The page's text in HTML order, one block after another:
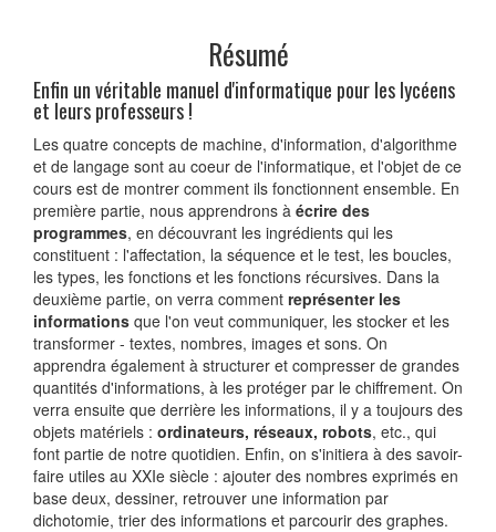
Résumé
Enfin un véritable manuel d'informatique pour les lycéens
et leurs professeurs !
Les quatre concepts de machine, d'information, d'algorithme
et de langage sont au coeur de l'informatique, et l'objet de ce
cours est de montrer comment ils fonctionnent ensemble. En
première partie, nous apprendrons à écrire des
programmes, en découvrant les ingrédients qui les
constituent : l'affectation, la séquence et le test, les boucles,
les types, les fonctions et les fonctions récursives. Dans la
deuxième partie, on verra comment représenter les
informations que l'on veut communiquer, les stocker et les
transformer - textes, nombres, images et sons. On
apprendra également à structurer et compresser de grandes
quantités d'informations, à les protéger par le chiffrement. On
verra ensuite que derrière les informations, il y a toujours des
objets matériels : ordinateurs, réseaux, robots, etc., qui
font partie de notre quotidien. Enfin, on s'initiera à des savoir-
faire utiles au XXIe siècle : ajouter des nombres exprimés en
base deux, dessiner, retrouver une information par
dichotomie, trier des informations et parcourir des graphes.